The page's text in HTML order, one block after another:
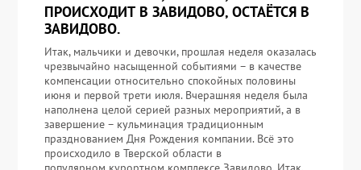
ПРОИСХОДИТ В ЗАВИДОВО, ОСТАЁТСЯ В
ЗАВИДОВО.
Итак, мальчики и девочки, прошлая неделя оказалась
чрезвычайно насыщенной событиями – в качестве
компенсации относительно спокойных половины
июня и первой трети июля. Вчерашняя неделя была
наполнена целой серией разных мероприятий, а в
завершение – кульминация традиционным
празднованием Дня Рождения компании. Всё это
происходило в Тверской области в